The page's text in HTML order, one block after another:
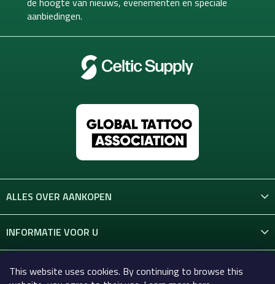
This website uses cookies. By continuing to browse this
e
i
n
n
aanbiedingen.
ALLES OVER AANKOPEN
INFORMATIE VOOR U
CONTACT